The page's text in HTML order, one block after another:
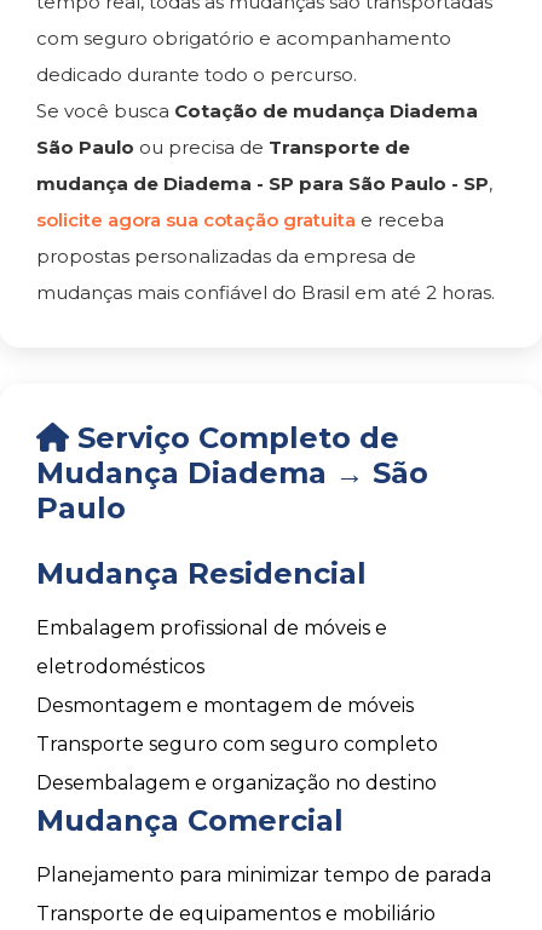
com seguro obrigatório e acompanhamento
dedicado durante todo o percurso.
Se você busca Cotação de mudança Diadema
São Paulo ou precisa de Transporte de
mudança de Diadema - SP para São Paulo - SP,
solicite agora sua cotação gratuita e receba
propostas personalizadas da empresa de
mudanças mais confiável do Brasil em até 2 horas.
Serviço Completo de
Mudança Diadema → São
Paulo
Mudança Residencial
Embalagem profissional de móveis e
eletrodomésticos
Desmontagem e montagem de móveis
Transporte seguro com seguro completo
Desembalagem e organização no destino
Mudança Comercial
Planejamento para minimizar tempo de parada
Transporte de equipamentos e mobiliário